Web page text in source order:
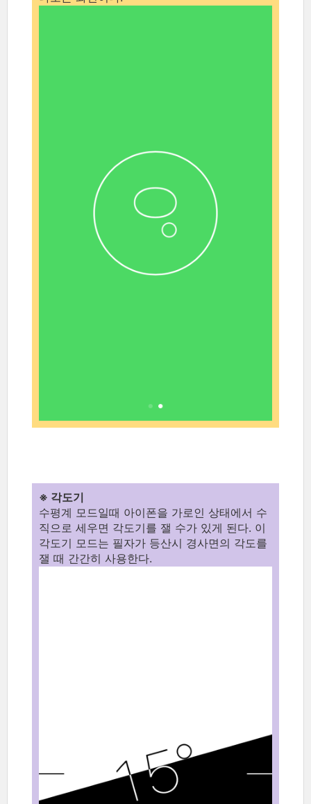
※ 각도기
수평계 모드일때 아이폰을 가로인 상태에서 수
직으로 세우면 각도기를 잴 수가 있게 된다. 이
각도기 모드는 필자가 등산시 경사면의 각도를
잴 때 간간히 사용한다.